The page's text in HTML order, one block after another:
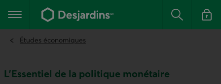
contenu
Menu principal Rechercher
Se
Études économiques
L'Essentiel de la politique monétaire